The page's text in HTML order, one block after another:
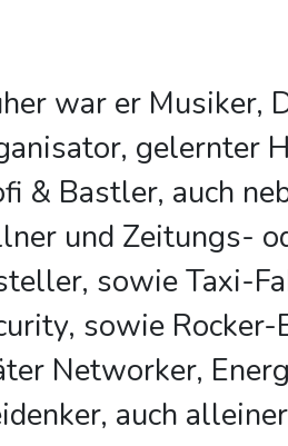
war er Musiker,
gelernter
& Bastler, auch
und Zeitungs-
sowie Taxi-
sowie Rocker-
Networker,
auch